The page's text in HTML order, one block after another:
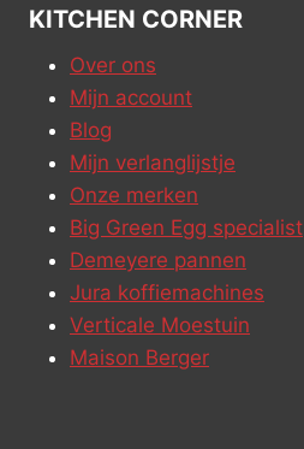
KITCHEN CORNER
Over ons
Mijn account
Blog
Mijn verlanglijstje
Onze merken
Big Green Egg specialist
Demeyere pannen
Jura koffiemachines
Verticale Moestuin
Maison Berger